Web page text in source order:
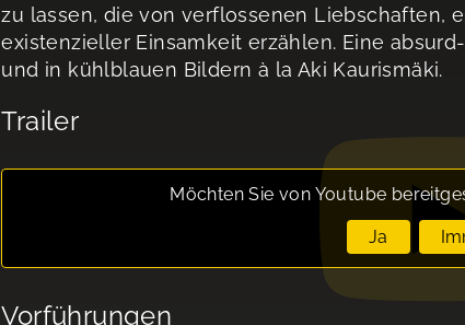
zu lassen, die von verflossenen Liebschaften,
existenzieller Einsamkeit erzählen. Eine
und in kühlblauen Bildern à la Aki Kaurismäki.
Trailer
Möchten Sie von Youtube
Ja
Vorführungen